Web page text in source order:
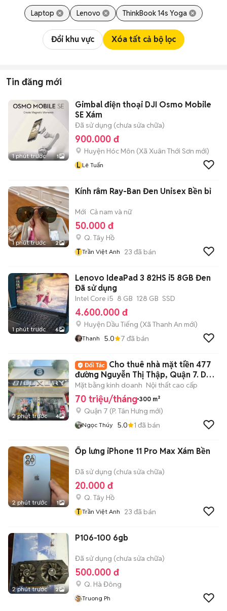
Laptop Lenovo ThinkBook 14s Yoga
Đổi khu vực Xóa tất cả bộ lọc
Tin đăng mới
1 phút trước 1
Gimbal điện thoại DJI Osmo Mobile
SE Xám
Đã sử dụng (chưa sửa chữa)
900.000 đ
Huyện Hóc Môn (Xã Xuân Thới Sơn mới)
L Lê Tuấn
1 phút trước 2
Kính râm Ray-Ban Đen Unisex Bền bỉ
Mới Cả nam và nữ
50.000 đ
Q. Tây Hồ
T Trần Việt Anh 23 đã bán
1 phút trước 6
Lenovo IdeaPad 3 82HS i5 8GB Đen
Đã sử dụng
Intel Core i5 8 GB 128 GB SSD
4.600.000 đ
Huyện Dầu Tiếng (Xã Thanh An mới)
Thanh 5.0 7 đã bán
2 phút trước 4
Cho thuê nhà mặt tiền 477
đường Nguyễn Thị Thập, Quận 7. DT:
10x30m
Mặt bằng kinh doanh Nội thất cao cấp
70 triệu/tháng 300 m²
Quận 7 (P. Tân Hưng mới)
Ngọc Thúy 5.0 1 đã bán
2 phút trước 1
Ốp lưng iPhone 11 Pro Max Xám Bền
Đã sử dụng (chưa sửa chữa)
20.000 đ
Q. Tây Hồ
T Trần Việt Anh 23 đã bán
2 phút trước 2
P106-100 6gb
Đã sử dụng (chưa sửa chữa)
500.000 đ
Q. Hà Đông
Truong Ph